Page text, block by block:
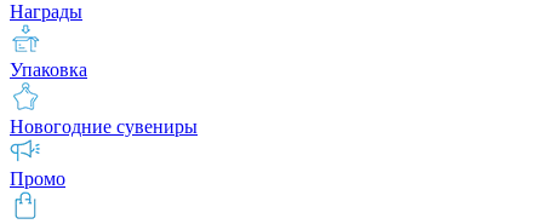
Награды
Упаковка
Новогодние сувениры
Промо